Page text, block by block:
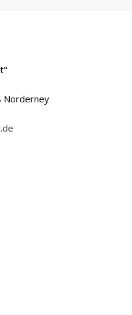
Norderney